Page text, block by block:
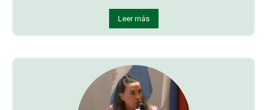
Leer más